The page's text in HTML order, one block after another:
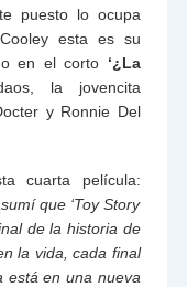
puesto lo ocupa
esta es su
en el corto ‘¿La
la jovencita
y Ronnie Del
cuarta película:
que ‘Toy Story
de la historia de
la vida, cada final
está en una nueva